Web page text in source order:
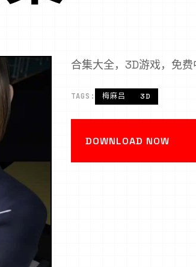
合集大全，3D游戏，免
TAGS: 梅麻吕 3D
DOWNLOAD NOW